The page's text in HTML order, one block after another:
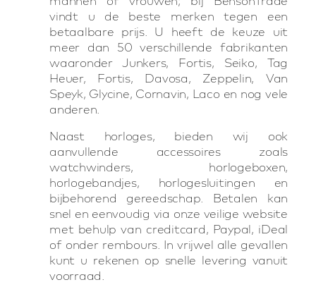
vindt u de beste merken tegen een
betaalbare prijs. U heeft de keuze uit
meer dan 50 verschillende fabrikanten
waaronder Junkers, Fortis, Seiko, Tag
Heuer, Fortis, Davosa, Zeppelin, Van
Speyk, Glycine, Cornavin, Laco en nog vele
anderen.
Naast horloges, bieden wij ook
aanvullende accessoires zoals
watchwinders, horlogeboxen,
horlogebandjes, horlogesluitingen en
bijbehorend gereedschap. Betalen kan
snel en eenvoudig via onze veilige website
met behulp van creditcard, Paypal, iDeal
of onder rembours. In vrijwel alle gevallen
kunt u rekenen op snelle levering vanuit
voorraad.